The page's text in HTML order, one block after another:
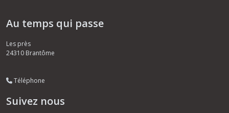
Au temps qui passe
Les près
24310 Brantôme
Téléphone
Suivez nous